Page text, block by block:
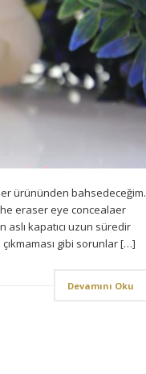
ürününden bahsedeceğim.
eraser eye concealaer
kapatıcı uzun süredir
gibi sorunlar […]
Devamını Oku